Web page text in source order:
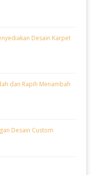
Desain Karpet
dan Rapih Menambah
Desain Custom